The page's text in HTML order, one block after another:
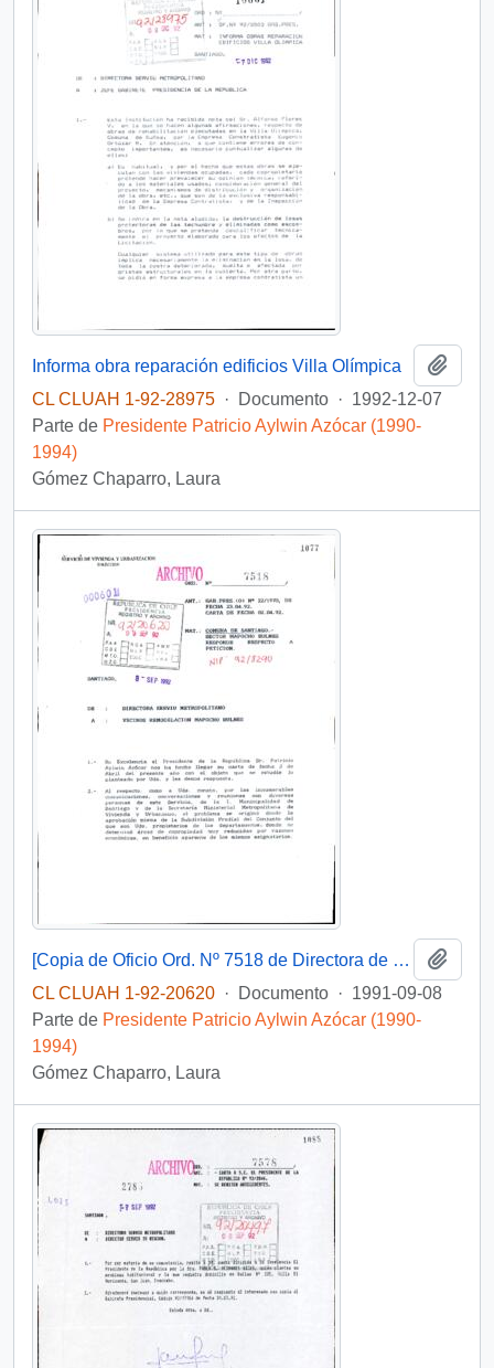
Informa obra reparación edificios Villa Olímpica
CL CLUAH 1-92-28975 · Documento · 1992-12-07
Parte de Presidente Patricio Aylwin Azócar (1990-
1994)
Gómez Chaparro, Laura
[Copia de Oficio Ord. Nº 7518 de Directora de SERVIU Metropolitano, responde]
CL CLUAH 1-92-20620 · Documento · 1991-09-08
Parte de Presidente Patricio Aylwin Azócar (1990-
1994)
Gómez Chaparro, Laura